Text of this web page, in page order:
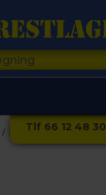
Tlf 66 12 48 30
/ Lænestole